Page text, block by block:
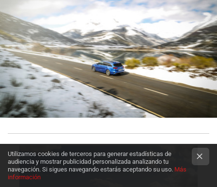
Utilizamos cookies de terceros para generar estadísticas de
audiencia y mostrar publicidad personalizada analizando tu
navegación. Si sigues navegando estarás aceptando su uso. Más
información